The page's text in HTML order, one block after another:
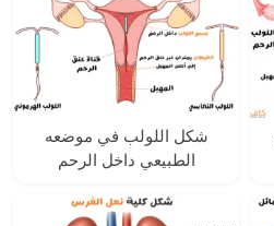
شكل اللولب في موضعه
الطبيعي داخل الرحم